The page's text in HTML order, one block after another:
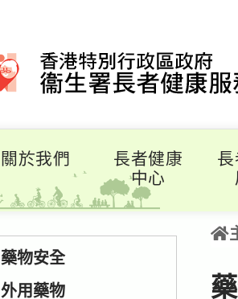
關於我們
長者健康
中心
藥物安全
外用藥物